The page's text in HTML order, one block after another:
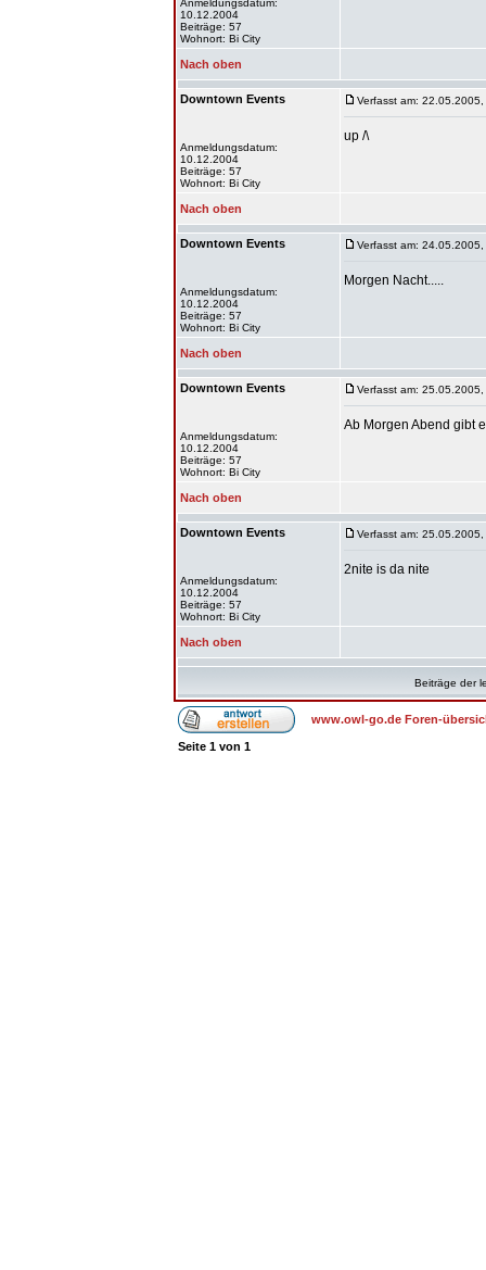
Anmeldungsdatum:
10.12.2004
Beiträge: 57
Wohnort: Bi City
Nach oben
Downtown Events
Anmeldungsdatum:
10.12.2004
Beiträge: 57
Wohnort: Bi City
Verfasst am:
up /\
Nach oben
Downtown Events
Anmeldungsdatum:
10.12.2004
Beiträge: 57
Wohnort: Bi City
Verfasst am:
Morgen Nacht.....
Nach oben
Downtown Events
Anmeldungsdatum:
10.12.2004
Beiträge: 57
Wohnort: Bi City
Verfasst am:
Ab Morgen Abend gibt
Nach oben
Downtown Events
Anmeldungsdatum:
10.12.2004
Beiträge: 57
Wohnort: Bi City
Verfasst am:
2nite is da nite
Nach oben
Beiträge der
www.owl-go.de Foren-
Seite 1 von 1